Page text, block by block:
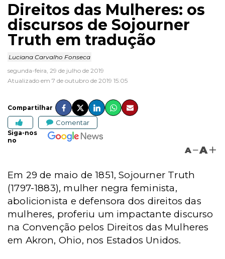
Direitos das Mulheres: os
discursos de Sojourner
Truth em tradução
Luciana Carvalho Fonseca
segunda-feira, 29 de julho de 2019
Atualizado em 7 de outubro de 2019 15:05
Compartilhar
Comentar
Siga-nos
no
A A
Em 29 de maio de 1851, Sojourner Truth
(1797-1883), mulher negra feminista,
abolicionista e defensora dos direitos das
mulheres, proferiu um impactante discurso
na Convenção pelos Direitos das Mulheres
em Akron, Ohio, nos Estados Unidos.